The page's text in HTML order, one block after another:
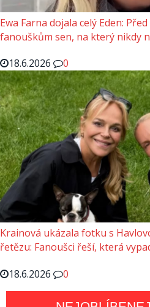
Ewa Farna dojala celý Eden:
fanouškům sen, na který nikdy
18.6.2026
0
Krainová ukázala fotku s
řetězu: Fanoušci řeší, která
18.6.2026
0